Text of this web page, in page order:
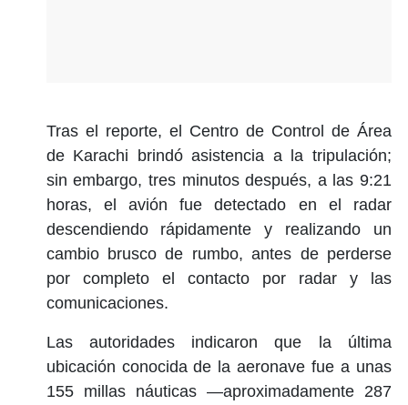
Tras el reporte, el Centro de Control de Área
de Karachi brindó asistencia a la tripulación;
sin embargo, tres minutos después, a las 9:21
horas, el avión fue detectado en el radar
descendiendo rápidamente y realizando un
cambio brusco de rumbo, antes de perderse
por completo el contacto por radar y las
comunicaciones.
Las autoridades indicaron que la última
ubicación conocida de la aeronave fue a unas
155 millas náuticas —aproximadamente 287